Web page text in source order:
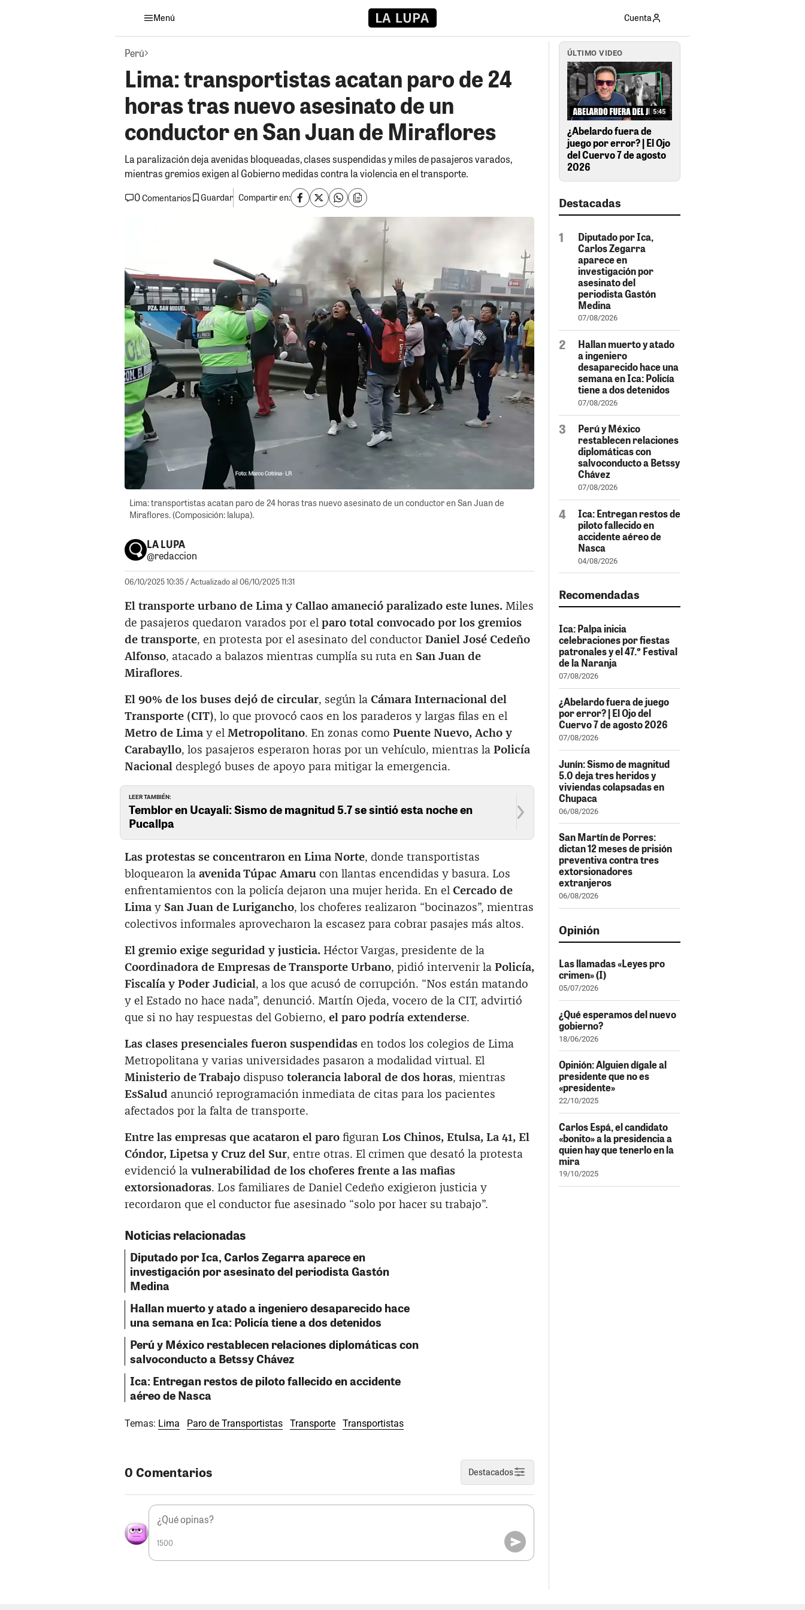
Menú Cuenta
Perú
Lima: transportistas acatan paro de 24
horas tras nuevo asesinato de un
conductor en San Juan de Miraflores
La paralización deja avenidas bloqueadas, clases suspendidas y miles de pasajeros varados,
mientras gremios exigen al Gobierno medidas contra la violencia en el transporte.
0Comentarios Guardar Compartir en:
Lima: transportistas acatan paro de 24 horas tras nuevo asesinato de un conductor en San Juan de
Miraflores. (Composición: lalupa).
LA LUPA
@redaccion
06/10/2025 10:35/ Actualizado al 06/10/2025 11:31
El transporte urbano de Lima y Callao amaneció paralizado este lunes. Miles
de pasajeros quedaron varados por el paro total convocado por los gremios
de transporte, en protesta por el asesinato del conductor Daniel José Cedeño
Alfonso, atacado a balazos mientras cumplía su ruta en San Juan de
Miraflores.
El 90% de los buses dejó de circular, según la Cámara Internacional del
Transporte (CIT), lo que provocó caos en los paraderos y largas filas en el
Metro de Lima y el Metropolitano. En zonas como Puente Nuevo, Acho y
Carabayllo, los pasajeros esperaron horas por un vehículo, mientras la Policía
Nacional desplegó buses de apoyo para mitigar la emergencia.
LEER TAMBIÉN:
Temblor en Ucayali: Sismo de magnitud 5.7 se sintió esta noche en
Pucallpa
Las protestas se concentraron en Lima Norte, donde transportistas
bloquearon la avenida Túpac Amaru con llantas encendidas y basura. Los
enfrentamientos con la policía dejaron una mujer herida. En el Cercado de
Lima y San Juan de Lurigancho, los choferes realizaron “bocinazos”, mientras
colectivos informales aprovecharon la escasez para cobrar pasajes más altos.
El gremio exige seguridad y justicia. Héctor Vargas, presidente de la
Coordinadora de Empresas de Transporte Urbano, pidió intervenir la Policía,
Fiscalía y Poder Judicial , a los que acusó de corrupción. “Nos están matando
y el Estado no hace nada”, denunció. Martín Ojeda, vocero de la CIT, advirtió
que si no hay respuestas del Gobierno, el paro podría extenderse.
Las clases presenciales fueron suspendidas en todos los colegios de Lima
Metropolitana y varias universidades pasaron a modalidad virtual. El
Ministerio de Trabajo dispuso tolerancia laboral de dos horas, mientras
EsSalud anunció reprogramación inmediata de citas para los pacientes
afectados por la falta de transporte.
Entre las empresas que acataron el paro figuran Los Chinos, Etulsa, La 41, El
Cóndor, Lipetsa y Cruz del Sur, entre otras. El crimen que desató la protesta
evidenció la vulnerabilidad de los choferes frente a las mafias
extorsionadoras. Los familiares de Daniel Cedeño exigieron justicia y
recordaron que el conductor fue asesinado “solo por hacer su trabajo”.
Noticias relacionadas
Diputado por Ica, Carlos Zegarra aparece en
investigación por asesinato del periodista Gastón
Medina
Hallan muerto y atado a ingeniero desaparecido hace
una semana en Ica: Policía tiene a dos detenidos
Perú y México restablecen relaciones diplomáticas con
salvoconducto a Betssy Chávez
Ica: Entregan restos de piloto fallecido en accidente
aéreo de Nasca
Temas: Lima Paro de Transportistas Transporte Transportistas
0 Comentarios Destacados
1500
ÚLTIMO VIDEO
5:45
¿Abelardo fuera de
juego por error? | El Ojo
del Cuervo 7 de agosto
2026
Destacadas
Diputado por Ica,
Carlos Zegarra
aparece en
investigación por
asesinato del
periodista Gastón
Medina
07/08/2026
Hallan muerto y atado
a ingeniero
desaparecido hace una
semana en Ica: Policía
tiene a dos detenidos
07/08/2026
Perú y México
restablecen relaciones
diplomáticas con
salvoconducto a Betssy
Chávez
07/08/2026
Ica: Entregan restos de
piloto fallecido en
accidente aéreo de
Nasca
04/08/2026
Recomendadas
Ica: Palpa inicia
celebraciones por fiestas
patronales y el 47.º Festival
de la Naranja
07/08/2026
¿Abelardo fuera de juego
por error? | El Ojo del
Cuervo 7 de agosto 2026
07/08/2026
Junín: Sismo de magnitud
5.0 deja tres heridos y
viviendas colapsadas en
Chupaca
06/08/2026
San Martín de Porres:
dictan 12 meses de prisión
preventiva contra tres
extorsionadores
extranjeros
06/08/2026
Opinión
Las llamadas «Leyes pro
crimen» (I)
05/07/2026
¿Qué esperamos del nuevo
gobierno?
18/06/2026
Opinión: Alguien dígale al
presidente que no es
«presidente»
22/10/2025
Carlos Espá, el candidato
«bonito» a la presidencia a
quien hay que tenerlo en la
mira
19/10/2025